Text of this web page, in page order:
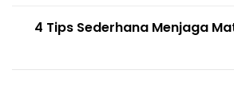
4 Tips Sederhana Menjaga